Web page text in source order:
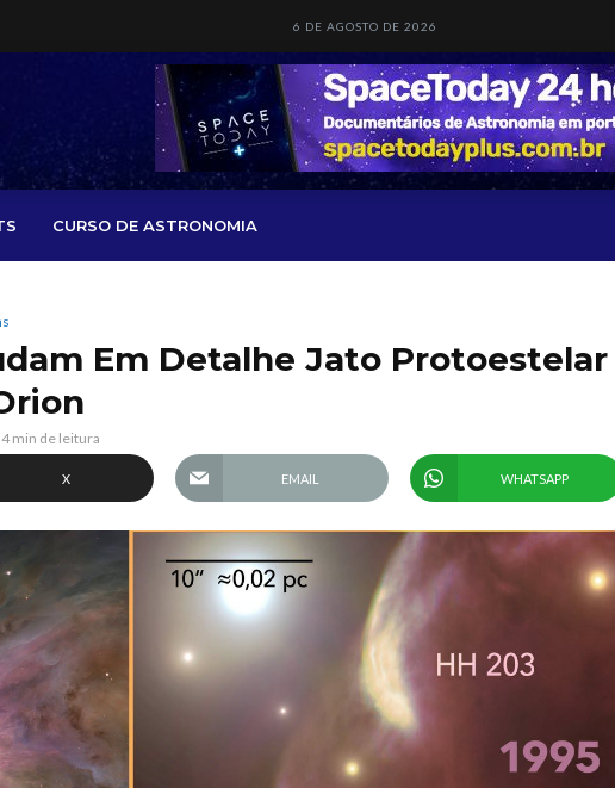
6 DE AGOSTO DE 2026
CURSO DE ASTRONOMIA
Em Detalhe Jato Protoestelar
4 min de leitura
X EMAIL WHATSAPP